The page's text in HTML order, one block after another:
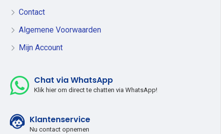
Contact
Algemene Voorwaarden
Mijn Account
Chat via WhatsApp
Klik hier om direct te chatten via WhatsApp!
Klantenservice
Nu contact opnemen